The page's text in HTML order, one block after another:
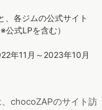
、各ジムの公式サイト
式LPを含む）
年11月～2023年10月
chocoZAPのサイト訪